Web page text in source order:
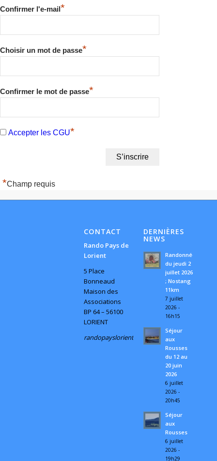
Confirmer l'e-mail *
Choisir un mot de passe*
Confirmer le mot de passe*
Accepter les CGU*
*Champ requis
CONTACT
Rando Pays de
Lorient
5 Place
Bonneaud
Maison des
Associations
BP 64 – 56100
LORIENT
randopayslorient@gmail.com
DERNIÈRES
NEWS
Randonnée
du jeudi 2
juillet 2026
; Nostang
11km
7 juillet
2026 -
16h15
Séjour
aux
Rousses
du 12 au
20 juin
2026
6 juillet
2026 -
20h45
Séjour
aux
Rousses
6 juillet
2026 -
19h29